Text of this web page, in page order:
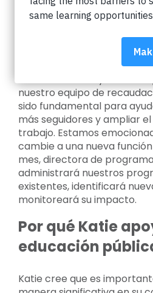
Personal
Katie
Katie comenzó a trabajar
nuestro equipo de
sido fundamental para
más seguidores y ampliar
trabajo. Estamos
cambie a una nueva
mes, directora de
administrará nuestros
existentes, identificará
monitoreará su impacto.
Por qué Katie
educación
Katie cree que es